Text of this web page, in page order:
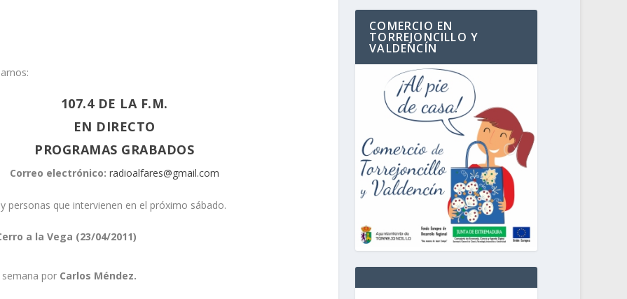
107.4 DE LA F.M.
EN DIRECTO
PROGRAMAS GRABADOS
Correo electrónico: radioalfares@gmail.com
que intervienen en el próximo sábado.
a la Vega (23/04/2011)
por Carlos Méndez.
COMERCIO EN
TORREJONCILLO Y
VALDENCÍN